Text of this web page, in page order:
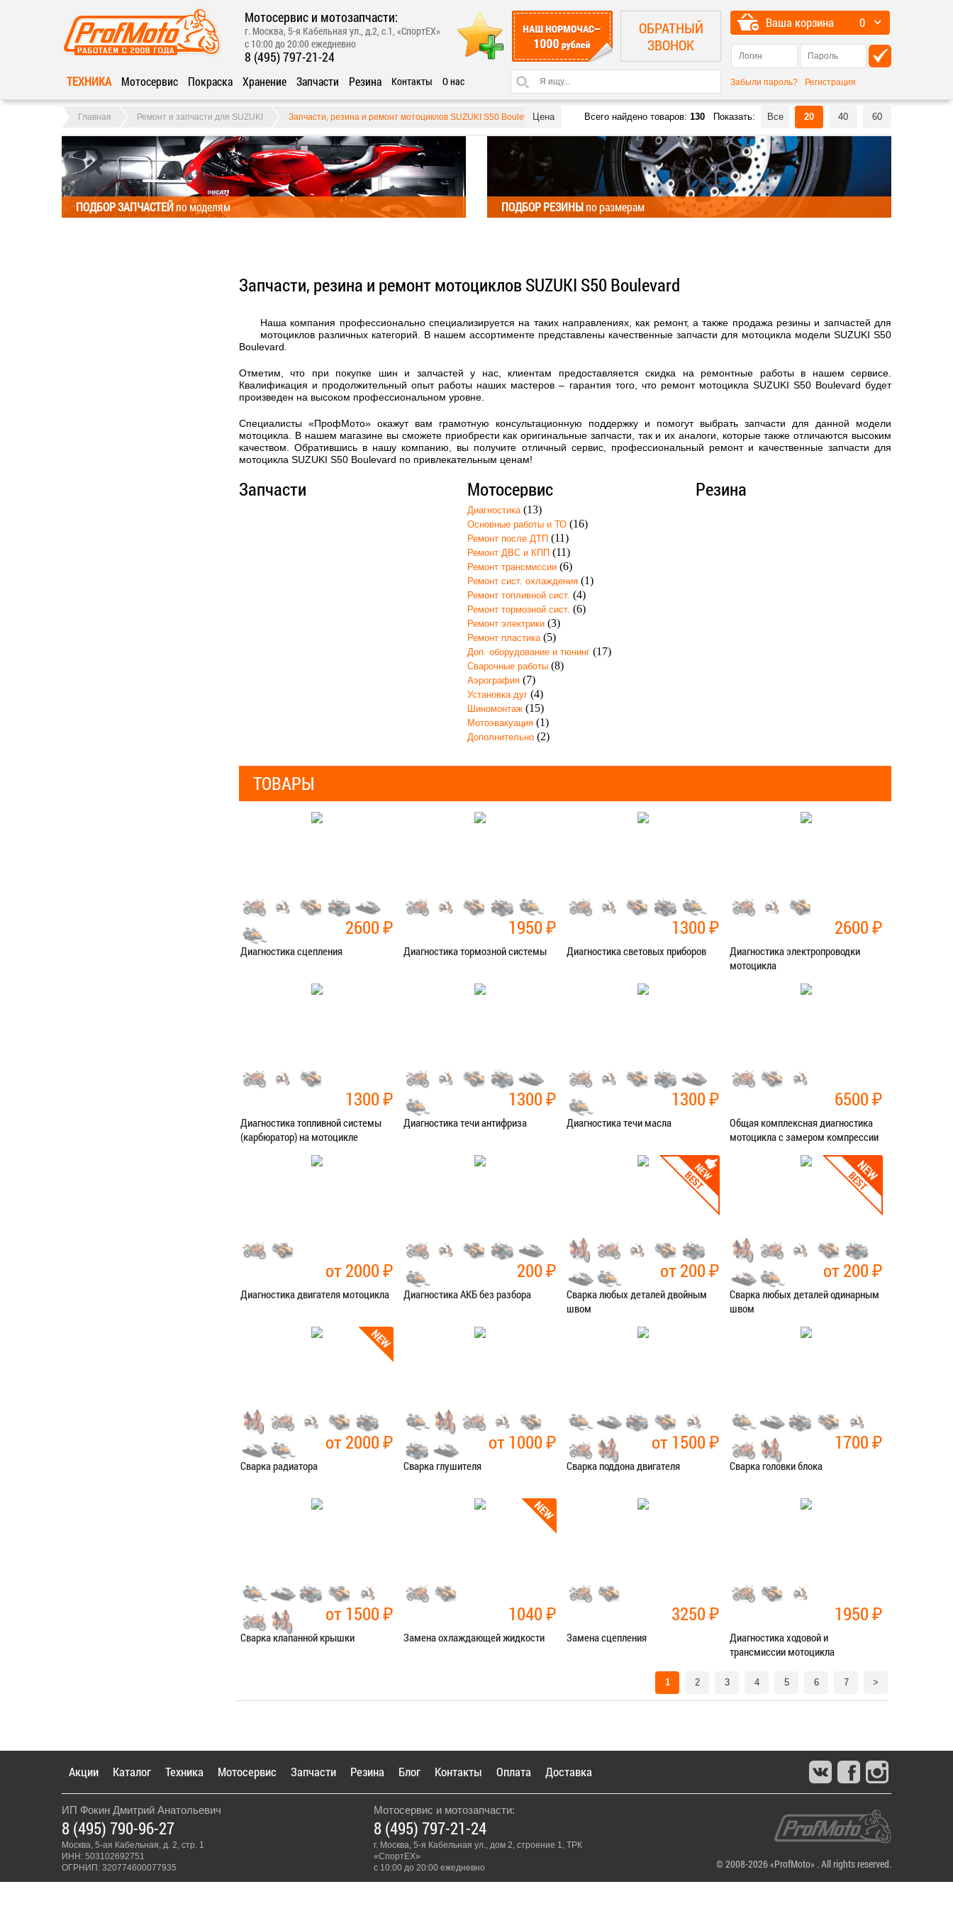
Ваша корзина 0
Регистрация
Забыли пароль?
Мотосервис и мотозапчасти:
г. Москва, 5-я Кабельная ул., д.2, с.1, «СпортЕХ»
с 10:00 до 20:00 ежедневно
8 (495) 797-21-24
ОБРАТНЫЙ
ЗВОНОК
ТЕХНИКА Мотосервис Покраска Хранение Запчасти Резина Контакты О нас
Главная Ремонт и запчасти для SUZUKI Запчасти, резина и ремонт мотоциклов SUZUKI S50 Boulevard
ПОДБОР ЗАПЧАСТЕЙпо моделям ПОДБОР РЕЗИНЫпо размерам
Запчасти, резина и ремонт мотоциклов SUZUKI S50 Boulevard
Наша компания профессионально специализируется на таких направлениях, как ремонт, а также продажа резины и запчастей для
мотоциклов различных категорий. В нашем ассортименте представлены качественные запчасти для мотоцикла модели SUZUKI S50
Boulevard.
Отметим, что при покупке шин и запчастей у нас, клиентам предоставляется скидка на ремонтные работы в нашем сервисе.
Квалификация и продолжительный опыт работы наших мастеров – гарантия того, что ремонт мотоцикла SUZUKI S50 Boulevard будет
произведен на высоком профессиональном уровне.
Специалисты «ПрофМото» окажут вам грамотную консультационную поддержку и помогут выбрать запчасти для данной модели
мотоцикла. В нашем магазине вы сможете приобрести как оригинальные запчасти, так и их аналоги, которые также отличаются высоким
качеством. Обратившись в нашу компанию, вы получите отличный сервис, профессиональный ремонт и качественные запчасти для
мотоцикла SUZUKI S50 Boulevard по привлекательным ценам!
Запчасти Мотосервис
Диагностика (13)
Основные работы и ТО (16)
Ремонт после ДТП (11)
Ремонт ДВС и КПП (11)
Ремонт трансмиссии (6)
Ремонт сист. охлаждения (1)
Ремонт топливной сист. (4)
Ремонт тормозной сист. (6)
Ремонт электрики (3)
Ремонт пластика (5)
Доп. оборудование и тюнинг (17)
Сварочные работы (8)
Аэрография (7)
Установка дуг (4)
Шиномонтаж (15)
Мотоэвакуация (1)
Дополнительно (2)
Резина
ТОВАРЫ
Показать: Все 20 40 60
Всего найдено товаров: 130
Цена
2600₽
Диагностика сцепления
Диагностика
1950₽
Диагностика тормозной системы
Диагностика
1300₽
Диагностика световых приборов
Диагностика
2600₽
Диагностика электропроводки
мотоцикла
Диагностика
1300₽
Диагностика топливной системы
(карбюратор) на мотоцикле
Диагностика
1300₽
Диагностика течи антифриза
Диагностика
1300₽
Диагностика течи масла
Диагностика
ЗАПИСАТЬСЯ В СЕРВИС
6500₽
Общая комплексная диагностика
мотоцикла с замером компрессии
Диагностика
ЗАПИСАТЬСЯ В СЕРВИС
от 2000₽
Диагностика двигателя мотоцикла
Диагностика
200₽
Диагностика АКБ без разбора
Диагностика
от 200₽
Сварка любых деталей двойным
швом
Сварочные работы
от 200₽
Сварка любых деталей одинарным
швом
Сварочные работы
от 2000₽
Сварка радиатора
Сварочные работы
от 1000₽
Сварка глушителя
Сварочные работы
от 1500₽
Сварка поддона двигателя
Сварочные работы
1700₽
Сварка головки блока
Сварочные работы
от 1500₽
Сварка клапанной крышки
1040₽
Замена охлаждающей жидкости
3250₽
Замена сцепления
1950₽
Диагностика ходовой и
трансмиссии мотоцикла
1 2 3 4 5 6 7 >
Акции Каталог Техника Мотосервис Запчасти Резина Блог Контакты Оплата Доставка
ИП Фокин Дмитрий Анатольевич
8 (495) 790-96-27
Москва, 5-ая Кабельная, д. 2, стр. 1
ИНН: 503102692751
ОГРНИП: 320774600077935
Мотосервис и мотозапчасти:
8 (495) 797-21-24
г. Москва, 5-я Кабельная ул., дом 2, строение 1, ТРК
«СпортЕХ»
с 10:00 до 20:00 ежедневно
© 2008-2026 «ProfMoto» . All rights reserved.